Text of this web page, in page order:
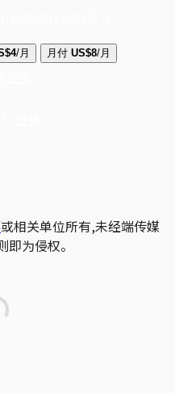
/月 月付 US$8/月
或相关单位所有,未经端传媒
为侵权。